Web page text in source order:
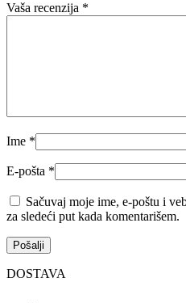
Vaša recenzija *
Ime *
E-pošta *
Sačuvaj moje ime, e-poštu i
za sledeći put kada komentarišem.
DOSTAVA